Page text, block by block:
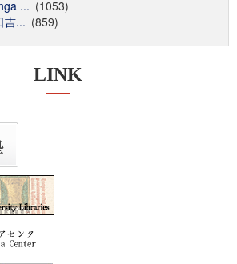
... (1053)
吉... (859)
LINK